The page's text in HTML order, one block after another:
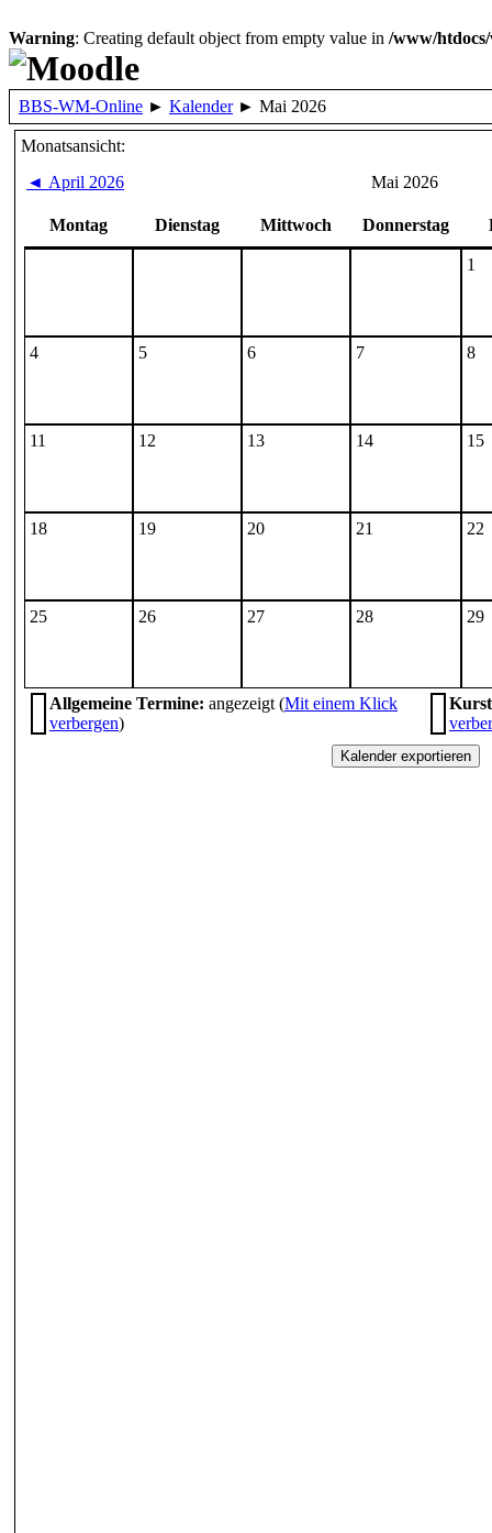
Warning: Creating default object from empty value in /www/
BBS-WM-Online ► Kalender ► Mai 2026
Monatsansicht:
◄ April 2026 Mai 2026
Montag Dienstag Mittwoch Donnerstag
1
4 5 6 7 8
11 12 13 14 15
18 19 20 21 22
25 26 27 28 29
Allgemeine Termine: angezeigt (Mit einem Klick
verbergen)